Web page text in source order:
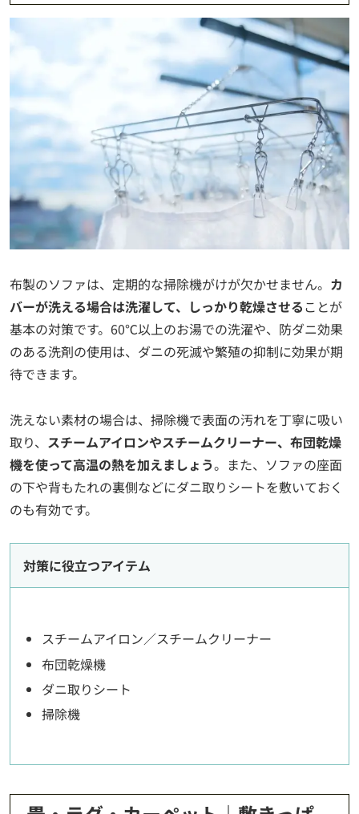
布製のソファは、定期的な掃除機がけが欠かせません。 カ
バーが洗える場合は洗濯して、しっかり乾燥させることが
基本の対策です。60℃以上のお湯での洗濯や、防ダニ効果
のある洗剤の使用は、ダニの死滅や繁殖の抑制に効果が期
待できます。
洗えない素材の場合は、掃除機で表面の汚れを丁寧に吸い
取り、 スチームアイロンやスチームクリーナー、布団乾燥
機を使って高温の熱を加えましょう。また、ソファの座面
の下や背もたれの裏側などにダニ取りシートを敷いておく
のも有効です。
対策に役立つアイテム
スチームアイロン／スチームクリーナー
布団乾燥機
ダニ取りシート
掃除機